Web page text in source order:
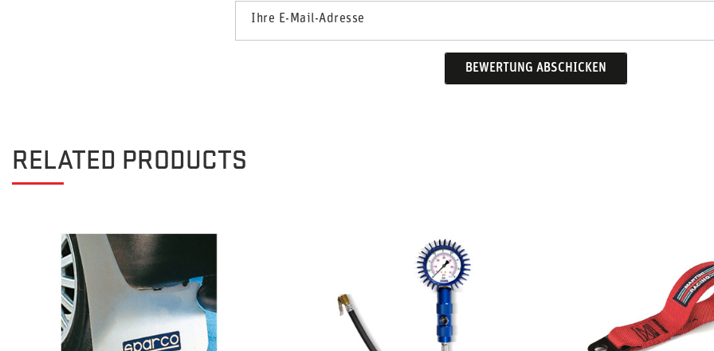
Ihre E-Mail-Adresse
BEWERTUNG ABSCHICKEN
RELATED PRODUCTS